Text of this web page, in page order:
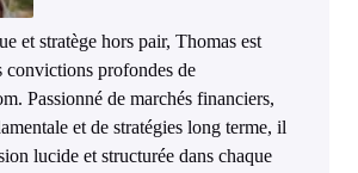
et stratège hors pair, Thomas est
convictions profondes de
Passionné de marchés financiers,
et de stratégies long terme, il
lucide et structurée dans chaque